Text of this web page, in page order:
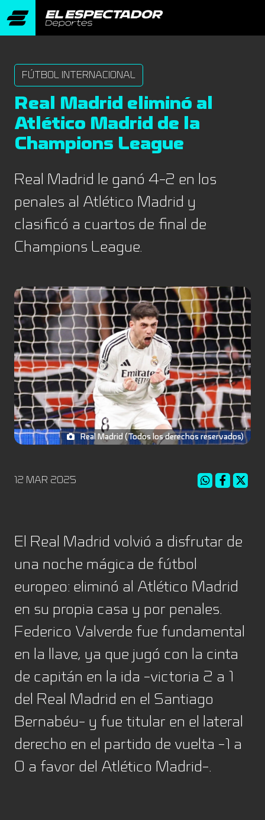
FÚTBOL INTERNACIONAL
Real Madrid eliminó al
Atlético Madrid de la
Champions League
Real Madrid le ganó 4-2 en los
penales al Atlético Madrid y
clasificó a cuartos de final de
Champions League.
Real Madrid (Todos los derechos reservados)
12 MAR 2025
El Real Madrid volvió a disfrutar de
una noche mágica de fútbol
europeo: eliminó al Atlético Madrid
en su propia casa y por penales.
Federico Valverde fue fundamental
en la llave, ya que jugó con la cinta
de capitán en la ida -victoria 2 a 1
del Real Madrid en el Santiago
Bernabéu- y fue titular en el lateral
derecho en el partido de vuelta -1 a
0 a favor del Atlético Madrid-.